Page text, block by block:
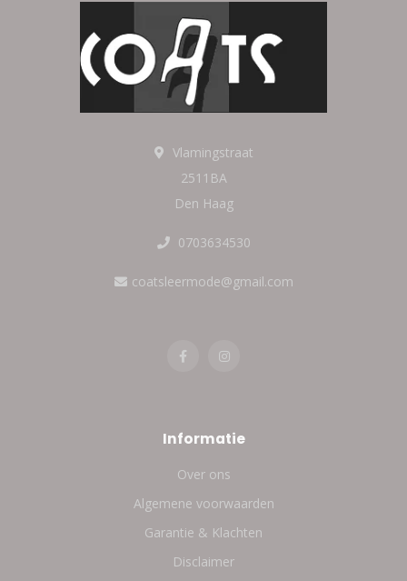
Vlamingstraat
2511BA
Den Haag
0703634530
coatsleermode@gmail.com
Informatie
Over ons
Algemene voorwaarden
Garantie & Klachten
Disclaimer